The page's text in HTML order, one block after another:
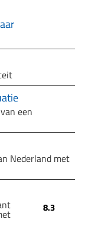
een
Nederland met
8.3